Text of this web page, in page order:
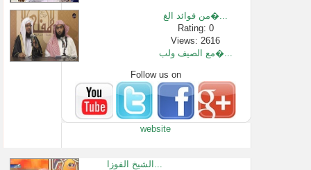
من فوائد الغ�...
Rating: 0
Views: 2616
مع الصيف ولب�...
Rating: 0
Views: 15162
حكم اسقاط ال�...
Rating: 0
Follow us on
website
الشيخ الفوزا...